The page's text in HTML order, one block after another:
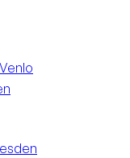
Venlo